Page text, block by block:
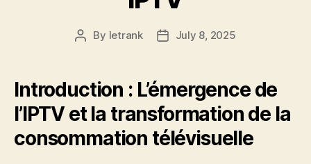
Post
By letrank
PostJuly 8, 2025
Introduction : L’émergence de
l’IPTV et la transformation de la
consommation télévisuelle